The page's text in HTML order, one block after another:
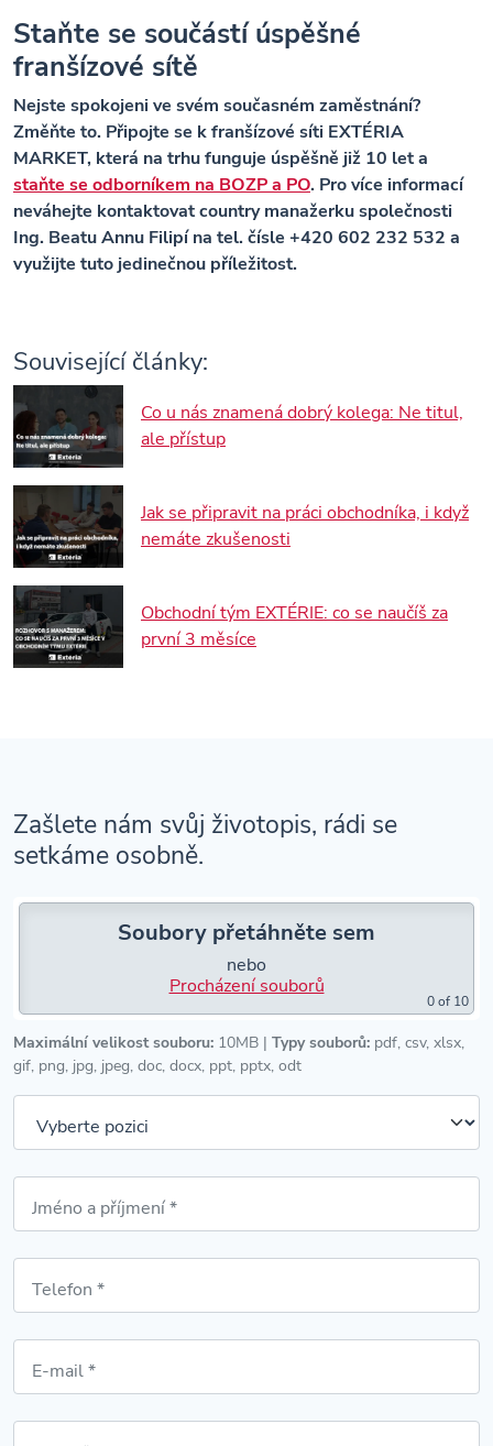
Staňte se součástí úspěšné
franšízové sítě
Nejste spokojeni ve svém současném zaměstnání?
Změňte to. Připojte se k franšízové síti EXTÉRIA
MARKET, která na trhu funguje úspěšně již 10 let a
staňte se odborníkem na BOZP a PO. Pro více informací
neváhejte kontaktovat country manažerku společnosti
Ing. Beatu Annu Filipí na tel. čísle +420 602 232 532 a
využijte tuto jedinečnou příležitost.
Související články:
Co u nás znamená dobrý kolega: Ne titul,
ale přístup
Jak se připravit na práci obchodníka, i když
nemáte zkušenosti
Obchodní tým EXTÉRIE: co se naučíš za
první 3 měsíce
Zašlete nám svůj životopis, rádi se
setkáme osobně.
Soubory přetáhněte sem
nebo
Procházení souborů
0of 10
Maximální velikost souboru: 10MB | Typy souborů: pdf, csv, xlsx,
gif, png, jpg, jpeg, doc, docx, ppt, pptx, odt